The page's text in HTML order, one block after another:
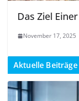
Das Ziel
November 17, 2025
Aktuelle Beiträge